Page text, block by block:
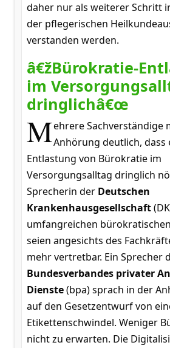
daher nur als weiterer Schritt
der pflegerischen
verstanden werden.
â€žBürokratie-
im
dringlichâ€œ
Mehrere Sachverständige
Anhörung deutlich, dass
Entlastung von Bürokratie im
Versorgungsalltag dringlich
Sprecherin der Deutschen
Krankenhausgesellschaft
umfangreichen
seien angesichts des
mehr vertretbar. Ein Sprecher
Bundesverbandes privater
Dienste(bpa) sprach in der
auf den Gesetzentwurf von
Etikettenschwindel. Weniger
nicht zu erwarten. Die